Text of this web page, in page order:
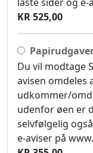
KR 525,00
Du vil modtage
avisen omdeles
udkommer/
udenfor øen er
selvfølgelig
e-aviser på